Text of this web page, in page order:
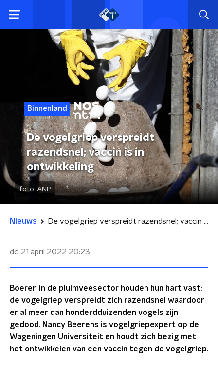
Binnenland
De vogelgriep verspreidt
razendsnel; vaccin is in
ontwikkeling
foto: ANP
Nieuws De vogelgriep verspreidt razendsnel; vaccin is in ontwikkeling
do 21 april 2022 20:23
Boeren in de pluimveesector houden hun hart vast:
de vogelgriep verspreidt zich razendsnel waardoor
er al meer dan honderdduizenden vogels zijn
gedood. Nancy Beerens is vogelgriepexpert op de
Wageningen Universiteit en houdt zich bezig met
het ontwikkelen van een vaccin tegen de vogelgriep.